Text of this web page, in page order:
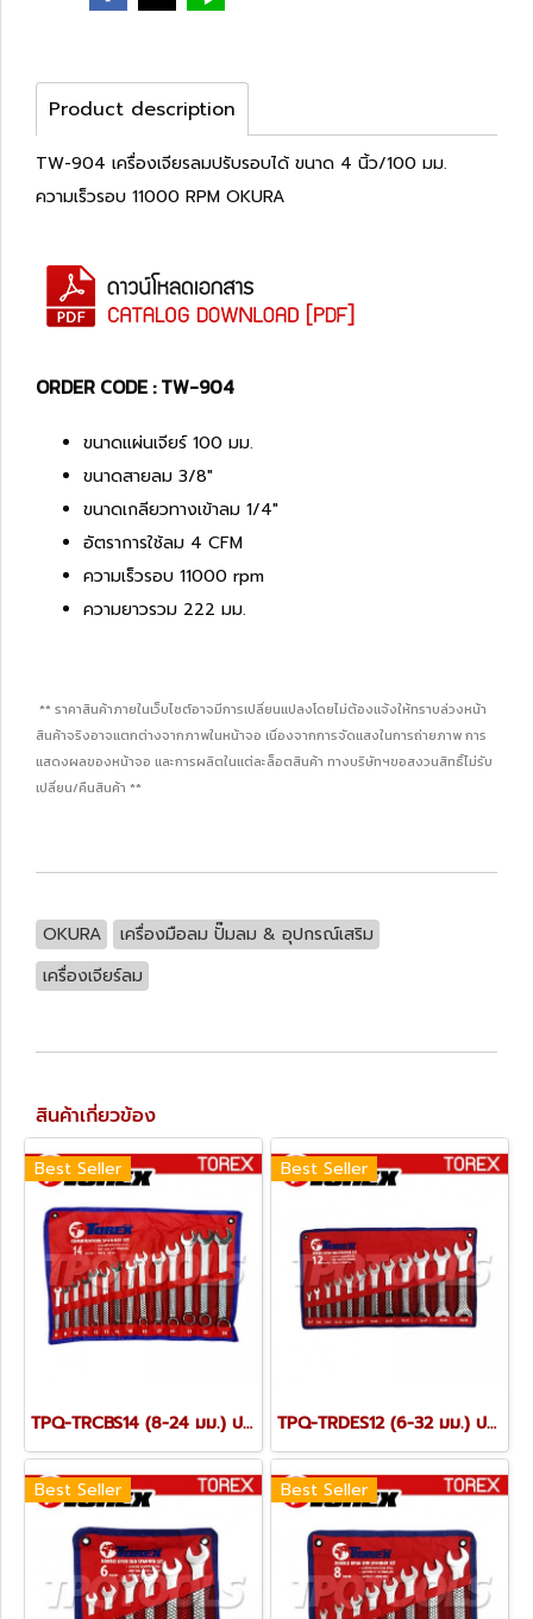
Product description
TW-904 เครื่องเจียรลมปรับรอบได้ ขนาด 4 นิ้ว/100 มม.
ความเร็วรอบ 11000 RPM OKURA
ORDER CODE : TW-904
ขนาดแผ่นเจียร์ 100 มม.
ขนาดสายลม 3/8"
ขนาดเกลียวทางเข้าลม 1/4"
อัตราการใช้ลม 4 CFM
ความเร็วรอบ 11000 rpm
ความยาวรวม 222 มม.
** ราคาสินค้าภายในเว็บไซต์อาจมีการเปลี่ยนแปลงโดยไม่ต้องแจ้งให้ทราบล่วงหน้า
สินค้าจริงอาจแตกต่างจากภาพในหน้าจอ เนื่องจากการจัดแสงในการถ่ายภาพ การ
แสดงผลของหน้าจอ และการผลิตในแต่ละล็อตสินค้า ทางบริษัทฯขอสงวนสิทธิ์ไม่รับ
เปลี่ยน/คืนสินค้า **
OKURA
เครื่องมือลม ปั๊มลม & อุปกรณ์เสริม
เครื่องเจียร์ลม
สินค้าเกี่ยวข้อง
Best Seller
TPQ-TRCBS14 (8-24 มม.) ประแจแหวนข้างปากตายชุด 14 ตัว TOREX
Best Seller
TPQ-TRDES12 (6-32 มม.) ประแจปากตายชุด 12 ตัว TOREX
Best Seller Best Seller